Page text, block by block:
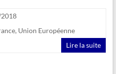
, Union Européenne
Lire la suite